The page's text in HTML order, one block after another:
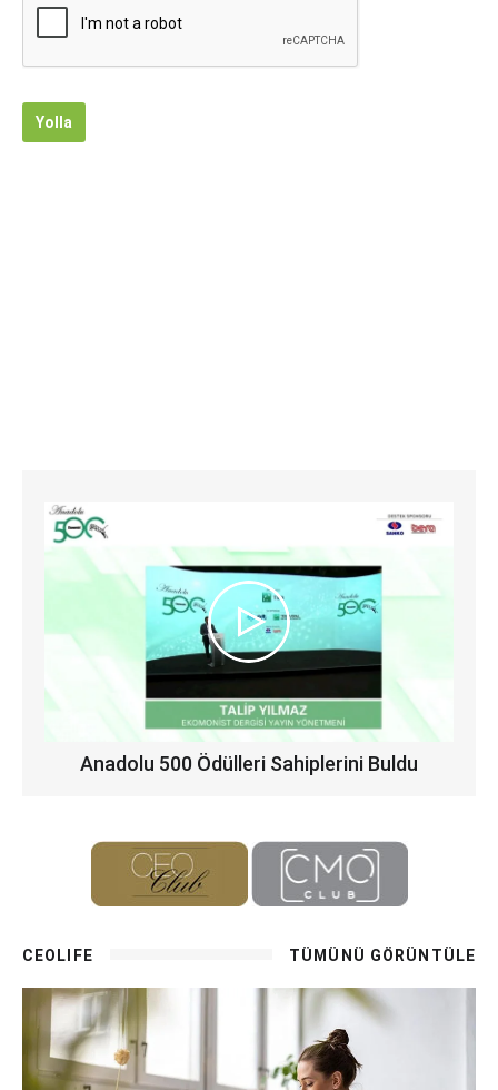
Yolla
Anadolu 500 Ödülleri Sahiplerini Buldu
CEOLIFE TÜMÜNÜ GÖRÜNTÜLE